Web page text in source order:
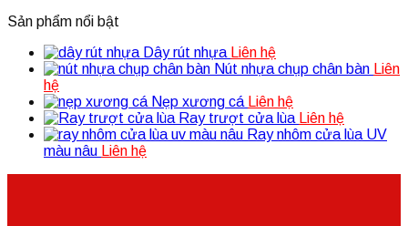
Sản phẩm nổi bật
Dây rút nhựa Liên hệ
Nút nhựa chụp chân bàn Liên
hệ
Nẹp xương cá Liên hệ
Ray trượt cửa lùa Liên hệ
Ray nhôm cửa lùa UV
màu nâu Liên hệ